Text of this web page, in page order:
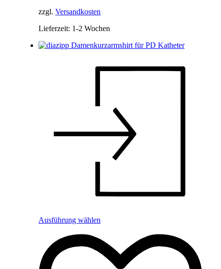
zzgl. Versandkosten
Lieferzeit: 1-2 Wochen
Ausführung wählen